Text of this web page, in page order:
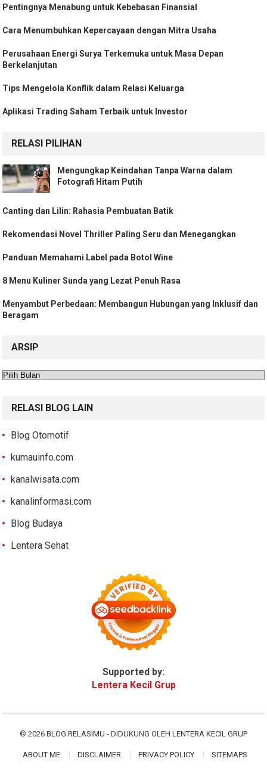
Pentingnya Menabung untuk Kebebasan Finansial
Cara Menumbuhkan Kepercayaan dengan Mitra Usaha
Perusahaan Energi Surya Terkemuka untuk Masa Depan
Berkelanjutan
Tips Mengelola Konflik dalam Relasi Keluarga
Aplikasi Trading Saham Terbaik untuk Investor
RELASI PILIHAN
Mengungkap Keindahan Tanpa Warna dalam
Fotografi Hitam Putih
Canting dan Lilin: Rahasia Pembuatan Batik
Rekomendasi Novel Thriller Paling Seru dan Menegangkan
Panduan Memahami Label pada Botol Wine
8 Menu Kuliner Sunda yang Lezat Penuh Rasa
Menyambut Perbedaan: Membangun Hubungan yang Inklusif dan
Beragam
ARSIP
Arsip
RELASI BLOG LAIN
Blog Otomotif
kumauinfo.com
kanalwisata.com
kanalinformasi.com
Blog Budaya
Lentera Sehat
Supported by:
Lentera Kecil Grup
© 2026 BLOG RELASIMU - DIDUKUNG OLEH LENTERA KECIL GRUP
ABOUT ME DISCLAIMER PRIVACY POLICY SITEMAPS